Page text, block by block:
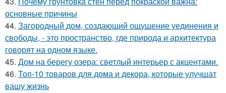
основные причины
44. Загородный дом, создающий ощущение уединения и
свободы, - это пространство, где природа и архитектура
говорят на одном языке.
45. Дом на берегу озера: светлый интерьер с акцентами.
46. Топ-10 товаров для дома и декора, которые улучшат
вашу жизнь